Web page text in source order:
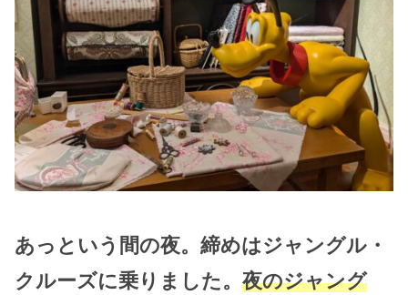
あっという間の夜。締めはジャングル・
クルーズに乗りました。 夜のジャング